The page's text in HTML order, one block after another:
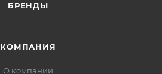
БРЕНДЫ
КОМПАНИЯ
О компании